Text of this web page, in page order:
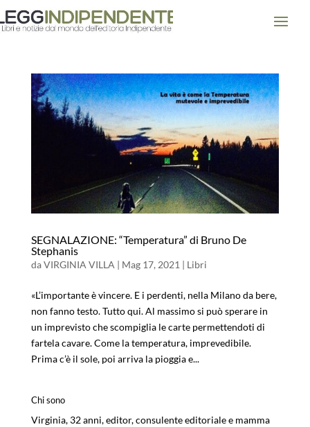
SEGNALAZIONE: “Temperatura” di Bruno De
Stephanis
daVIRGINIA VILLA | Mag 17, 2021 | Libri
«L’importante è vincere. E i perdenti, nella Milano da bere,
non fanno testo. Tutto qui. Al massimo si può sperare in
un imprevisto che scompiglia le carte permettendoti di
fartela cavare. Come la temperatura, imprevedibile.
Prima c’è il sole, poi arriva la pioggia e...
Chi sono
Virginia, 32 anni, editor, consulente editoriale e mamma